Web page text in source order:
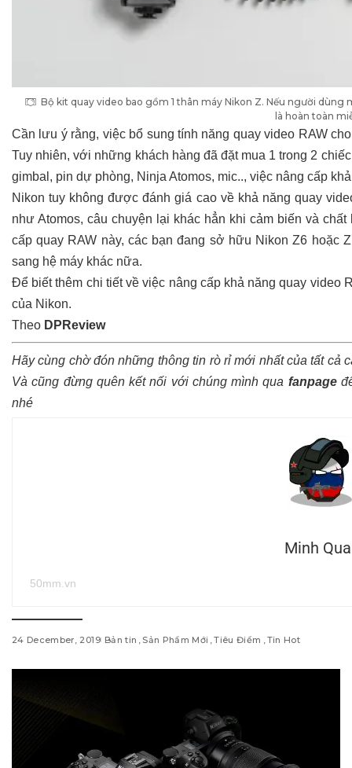
Bộ kit quay video bao gồm 1 thân máy Nikon Z. Nếu người
là hoàn toàn
Cần lưu ý rằng, việc bổ sung tính năng quay video RAW
Tuy nhiên, với những khách hàng đã đặt mua 1 trong 2
gimbal, pin dự phòng, Ninja Atomos, mic.., việc nâng cấp
Nikon tuy không được đánh giá cao về khả năng quay
như Atomos, câu chuyện lại khác hẳn khi cảm biến và
cấp quay RAW này, các bạn đang sở hữu Nikon Z6 hoặc
sang hệ máy khác nữa.
Để biết thêm chi tiết về việc nâng cấp khả năng quay video
của Nikon.
Theo DPReview
Hãy cùng chờ đón những thông tin rò rỉ mới nhất của tất cả
Và cũng đừng quên kết nối với chúng mình qua fanpage
nhé
Minh
50mm.vn
24 December, 2019 Bản tin Sản Phẩm Mới Tiêu Điểm Tin Hot